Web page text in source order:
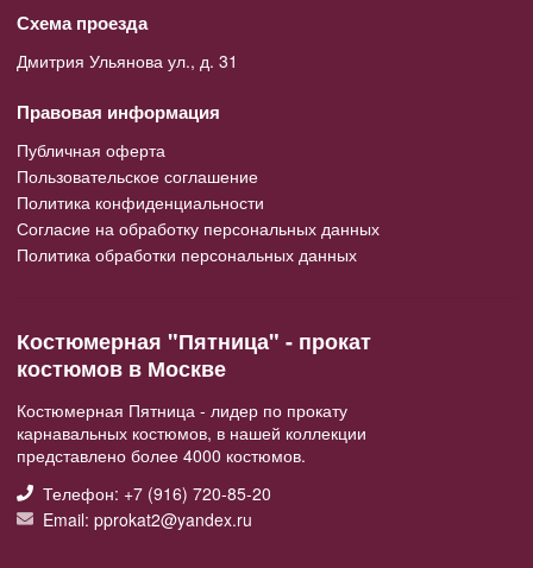
Схема проезда
Дмитрия Ульянова ул., д. 31
Правовая информация
Публичная оферта
Пользовательское соглашение
Политика конфиденциальности
Согласие на обработку персональных данных
Политика обработки персональных данных
Костюмерная "Пятница" - прокат
костюмов в Москве
Костюмерная Пятница - лидер по прокату
карнавальных костюмов, в нашей коллекции
представлено более 4000 костюмов.
Телефон: +7 (916) 720-85-20
Email: pprokat2@yandex.ru